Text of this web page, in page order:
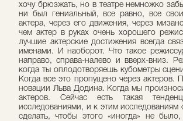
хочу брюзжать, но в театре немножко
ни был гениальный, все равно, все
актера, через его движения, через
чем актер в руках очень хорошего
лучшие актерские достижения всегда
именами. И наоборот. Что такое
направо, справа-налево и вверх-вниз.
когда ты оплодотворяешь кубометры
Когда все это пропущено через
новации Льва Додина. Когда мы
актеров. Сейчас есть такая
исследованиями, и к этим исследованиям
сделать, чтобы этого «иногда» не